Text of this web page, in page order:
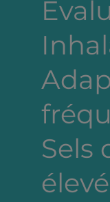
Sels